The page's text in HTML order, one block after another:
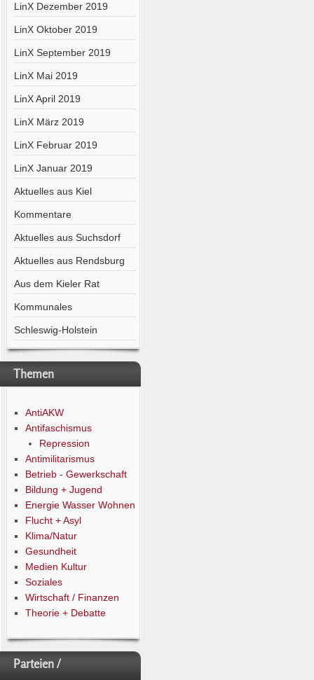
LinX Dezember 2019
LinX Oktober 2019
LinX September 2019
LinX Mai 2019
LinX April 2019
LinX März 2019
LinX Februar 2019
LinX Januar 2019
Aktuelles aus Kiel
Kommentare
Aktuelles aus Suchsdorf
Aktuelles aus Rendsburg
Aus dem Kieler Rat
Kommunales
Schleswig-Holstein
Themen
AntiAKW
Antifaschismus
Repression
Antimilitarismus
Betrieb - Gewerkschaft
Bildung + Jugend
Energie Wasser Wohnen
Flucht + Asyl
Klima/Natur
Gesundheit
Medien Kultur
Soziales
Wirtschaft / Finanzen
Theorie + Debatte
Parteien /